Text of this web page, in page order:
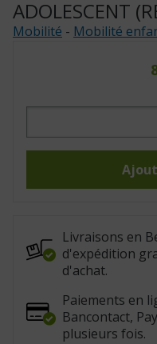
ADOLESCENT
Mobilité - Mobilité
quantité
Siège
support
:
821055)
Livraisons en
d'expédition
d'achat.
Paiements en
Bancontact,
plusieurs fois.